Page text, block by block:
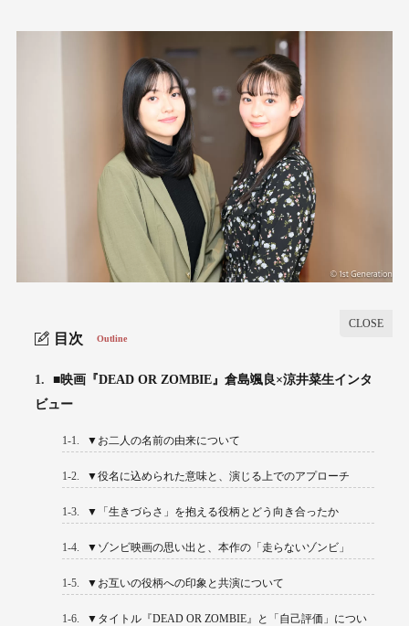
目次 Outline
1.
■映画『DEAD OR ZOMBIE』倉島颯良×涼井菜生インタ
ビュー
1-1. ▼お二人の名前の由来について
1-2. ▼役名に込められた意味と、演じる上でのアプローチ
1-3. ▼「生きづらさ」を抱える役柄とどう向き合ったか
1-4. ▼ゾンビ映画の思い出と、本作の「走らないゾンビ」
1-5. ▼お互いの役柄への印象と共演について
1-6.
▼タイトル『DEAD OR ZOMBIE』と「自己評価」につい